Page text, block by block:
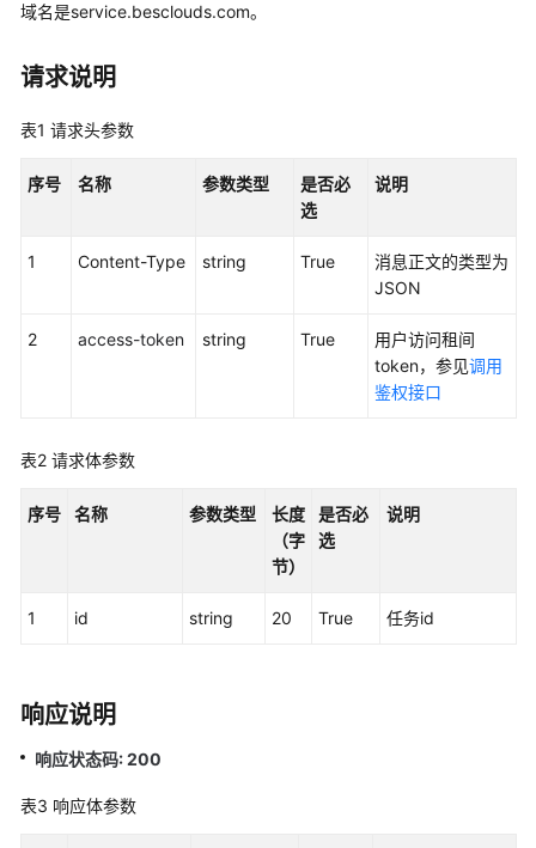
格
明
开
指
权
方
式
配
口
考
Fabric）
域名是service.besclouds.com。
请求说明
表1 请求头参数
序号 名称 参数类型
是否必
选
说明
1 Content-Type string True
消息正文的类型为
JSON
2 access-token string True
用户访问租间
token，参见调用
鉴权接口
表2 请求体参数
序号 名称 参数类型
长度
（字
节）
是否必
选
说明
1 id string 20 True 任务id
响应说明
响应状态码: 200
表3 响应体参数